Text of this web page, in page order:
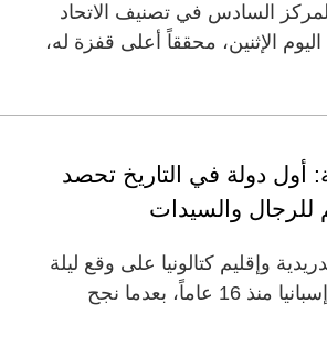
السادس في تصنيف الاتحاد
الإثنين، محققاً أعلى قفزة له،
أول دولة في التاريخ تحصد
للرجال والسيدات
وإقليم كتالونيا على وقع ليلة
تاريخية لم تشهدها إسبانيا منذ 16 عاماً، بعدما نجح